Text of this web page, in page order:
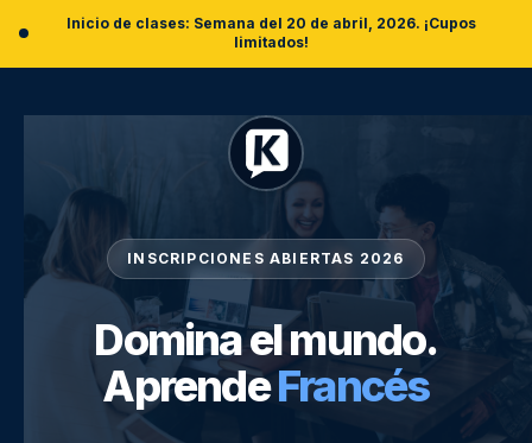
Inicio de clases: Semana del 20 de abril, 2026. ¡Cupos
limitados!
INSCRIPCIONES ABIERTAS 2026
Domina el mundo.
AprendeAlemán